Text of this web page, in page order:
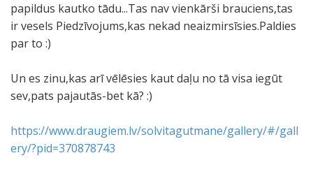
papildus kautko tādu...Tas nav vienkārši brauciens,tas
ir vesels Piedzīvojums,kas nekad neaizmirsīsies.Paldies
par to :)
Un es zinu,kas arī vēlēsies kaut daļu no tā visa iegūt
sev,pats pajautās-bet kā? :)
https://www.draugiem.lv/solvitagutmane/gallery/#/gall
ery/?pid=370878743